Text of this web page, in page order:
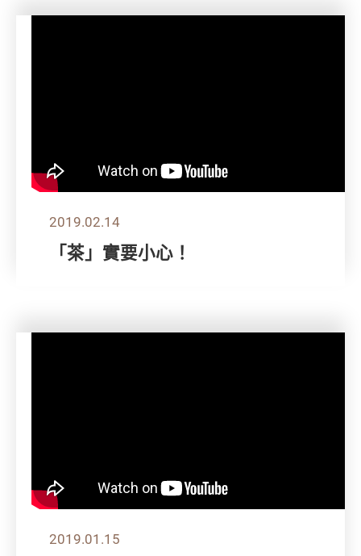
2019.02.14
「茶」實要小心！
2019.01.15